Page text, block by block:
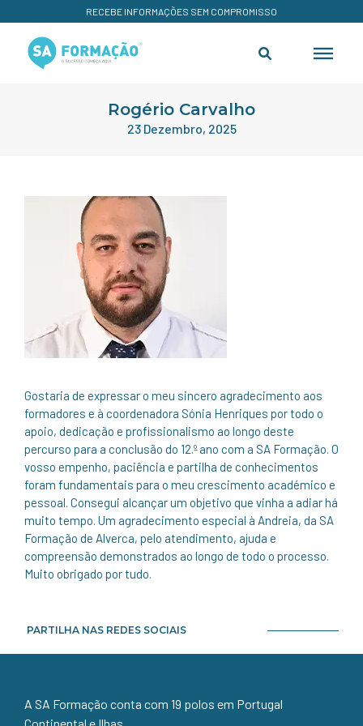
RECEBE INFORMAÇÕES SEM COMPROMISSO
Rogério Carvalho
23 Dezembro, 2025
Gostaria de expressar o meu sincero agradecimento aos
formadores e à coordenadora Sónia Henriques por todo o
apoio, dedicação e profissionalismo ao longo deste
percurso para a conclusão do 12.º ano com a SA Formação. O
vosso empenho, paciência e partilha de conhecimentos
foram fundamentais para o meu crescimento académico e
pessoal. Consegui alcançar um objetivo que vinha a adiar há
muito tempo. Um agradecimento especial à Andreia, da SA
Formação de Alverca, pelo atendimento, ajuda e
compreensão demonstrados ao longo de todo o processo.
Muito obrigado por tudo.
PARTILHA NAS REDES SOCIAIS
A SA Formação conta com 19 polos em Portugal
Continental e Ilhas.